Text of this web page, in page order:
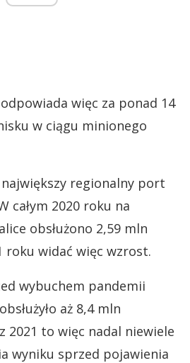
więc za ponad 14
w ciągu minionego
regionalny port
całym 2020 roku na
obsłużono 2,59 mln
roku widać więc wzrost.
wybuchem pandemii
aż 8,4 mln
2021 to więc nadal niewiele
wyniku sprzed pojawienia